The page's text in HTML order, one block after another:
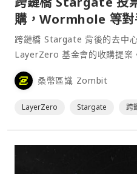
購，Wormhole 等對
跨鏈橋 Stargate 背後的去中
LayerZero 基金會的收購提案
款以安撫 Stargate 原生代幣
接近 95% 的贊成票。⋯
桑幣區識 Zombit
LayerZero Stargate 跨